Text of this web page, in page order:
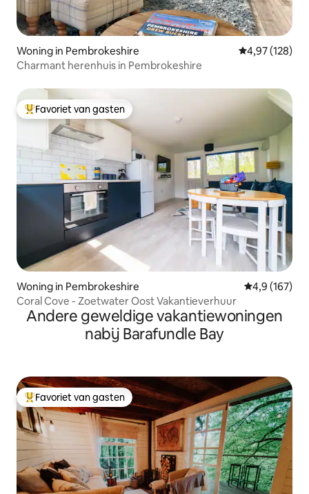
Woning in Pembrokeshire Gemiddelde
4,97 (128)
Charmant herenhuis in Pembrokeshire
Topfavoriet van gasten
Favoriet van gasten
Woning in Pembrokeshire Gemiddelde
4,9 (167)
Coral Cove - Zoetwater Oost Vakantieverhuur
Andere geweldige vakantiewoningen
nabij Barafundle Bay
Topfavoriet van gasten
Favoriet van gasten